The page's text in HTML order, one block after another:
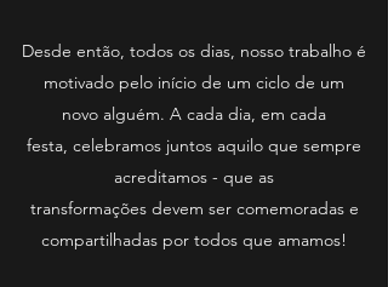
Desde então, todos os dias, nosso trabalho é
motivado pelo início de um ciclo de um
novo alguém. A cada dia, em cada
festa, celebramos juntos aquilo que sempre
acreditamos - que as
transformações devem ser comemoradas e
compartilhadas por todos que amamos!